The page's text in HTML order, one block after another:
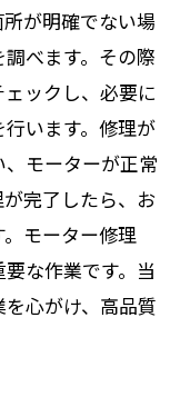
が明確でない場
べます。その際
ックし、必要に
います。修理が
モーターが正常
完了したら、お
モーター修理
な作業です。当
心がけ、高品質